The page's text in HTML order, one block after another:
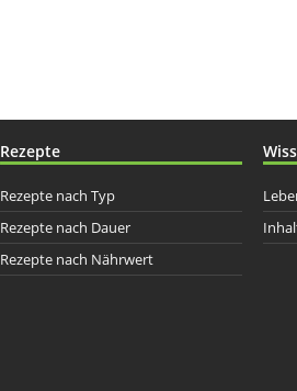
Rezepte
Rezepte nach Typ
Rezepte nach Dauer
Rezepte nach Nährwert